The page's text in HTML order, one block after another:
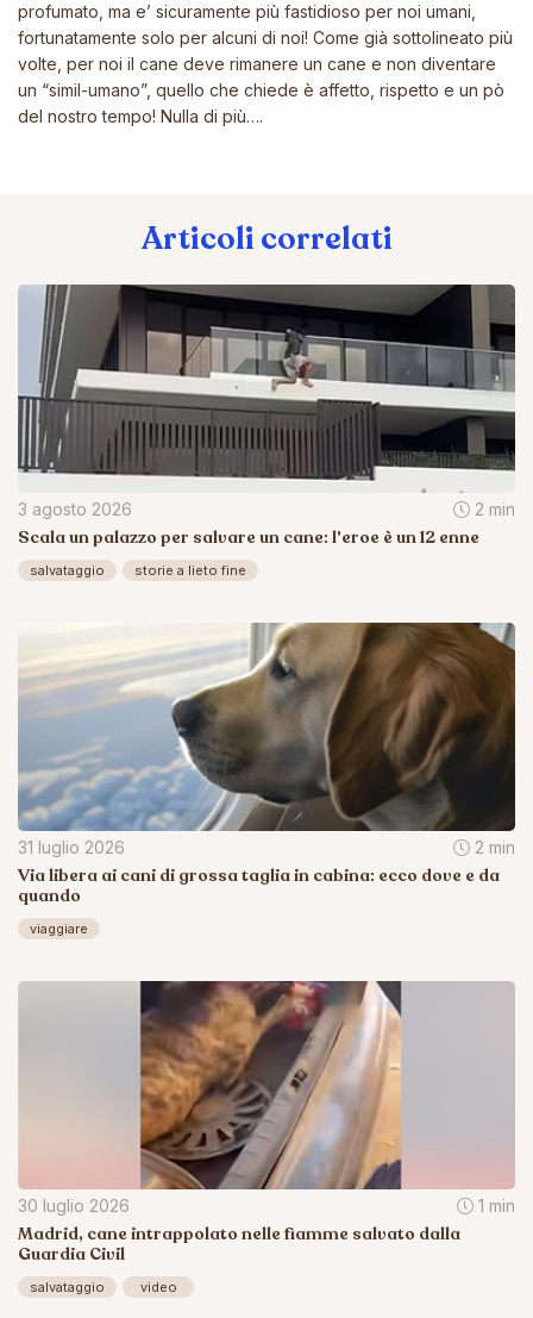
profumato, ma e’ sicuramente più fastidioso per noi umani,
fortunatamente solo per alcuni di noi! Come già sottolineato più
volte, per noi il cane deve rimanere un cane e non diventare
un “simil-umano”, quello che chiede è affetto, rispetto e un pò
del nostro tempo! Nulla di più….
Articoli correlati
3 agosto 2026 2 min
Scala un palazzo per salvare un cane: l'eroe è un 12 enne
salvataggio storie a lieto fine
31 luglio 2026 2 min
Via libera ai cani di grossa taglia in cabina: ecco dove e da
quando
viaggiare
30 luglio 2026 1 min
Madrid, cane intrappolato nelle fiamme salvato dalla
Guardia Civil
salvataggio video